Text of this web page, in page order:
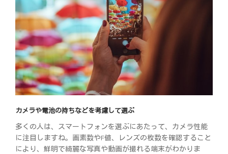
カメラや電池の持ちなどを考慮して選ぶ
多くの人は、スマートフォンを選ぶにあたって、カメラ性能
に注目しますね。画素数やF値、レンズの枚数を確認すること
により、鮮明で綺麗な写真や動画が撮れる端末がわかりま